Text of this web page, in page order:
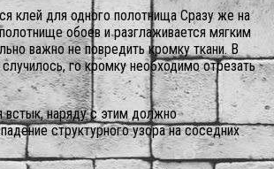
клей для одного полотнища Сразу же на
обоев и разглаживается мягким
важно не повредить кромку ткани. В
го кромку необходимо отрезать
наряду с этим должно
структурного узора на соседних